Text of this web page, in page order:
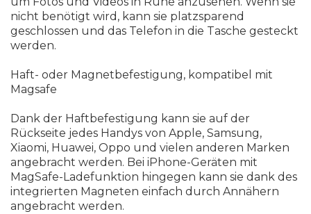
nicht benötigt wird, kann sie platzsparend
geschlossen und das Telefon in die Tasche gesteckt
werden.
Haft- oder Magnetbefestigung, kompatibel mit
Magsafe
Dank der Haftbefestigung kann sie auf der
Rückseite jedes Handys von Apple, Samsung,
Xiaomi, Huawei, Oppo und vielen anderen Marken
angebracht werden. Bei iPhone-Geräten mit
MagSafe-Ladefunktion hingegen kann sie dank des
integrierten Magneten einfach durch Annähern
angebracht werden.